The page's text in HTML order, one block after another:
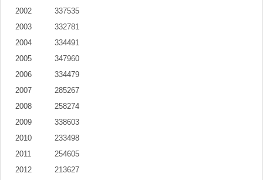
2002
337535
2003
332781
2004
334491
2005
347960
2006
334479
2007
285267
2008
258274
2009
338603
2010
233498
2011
254605
2012
213627